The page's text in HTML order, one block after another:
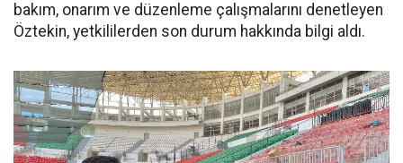
bakım, onarım ve düzenleme çalışmalarını denetleyen
Öztekin, yetkililerden son durum hakkında bilgi aldı.